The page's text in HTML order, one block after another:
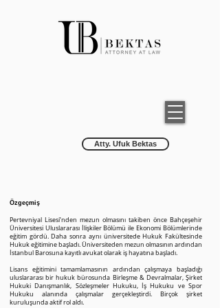
Atty. Ufuk Bektas
Özgeçmiş
Pertevniyal Lisesi’nden mezun olmasını takiben önce Bahçeşehir
Üniversitesi Uluslararası İlişkiler Bölümü ile Ekonomi Bölümlerinde
eğitim gördü. Daha sonra aynı üniversitede Hukuk Fakültesinde
Hukuk eğitimine başladı. Üniversiteden mezun olmasının ardından
İstanbul Barosuna kayıtlı avukat olarak iş hayatına başladı.
Lisans eğitimini tamamlamasının ardından çalışmaya başladığı
uluslararası bir hukuk bürosunda Birleşme & Devralmalar, Şirket
Hukuki Danışmanlık, Sözleşmeler Hukuku, İş Hukuku ve Spor
Hukuku alanında çalışmalar gerçekleştirdi. Birçok şirket
kuruluşunda aktif rol aldı.